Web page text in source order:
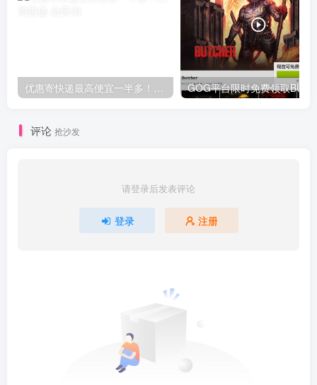
评论 抢沙发
请登录后发表评论
登录 注册